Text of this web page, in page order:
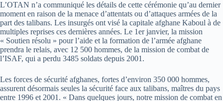
L’OTAN n’a communiqué les détails de cette cérémonie qu’au dernier
moment en raison de la menace d’attentats ou d’attaques armées de la
part des talibans. Les insurgés ont visé la capitale afghane Kaboul à de
multiples reprises ces dernières années. Le 1er janvier, la mission
« Soutien résolu » pour l’aide et la formation de l’armée afghane
prendra le relais, avec 12 500 hommes, de la mission de combat de
l’ISAF, qui a perdu 3485 soldats depuis 2001.
Les forces de sécurité afghanes, fortes d’environ 350 000 hommes,
assurent désormais seules la sécurité face aux talibans, maîtres du pays
entre 1996 et 2001. « Dans quelques jours, notre mission de combat en